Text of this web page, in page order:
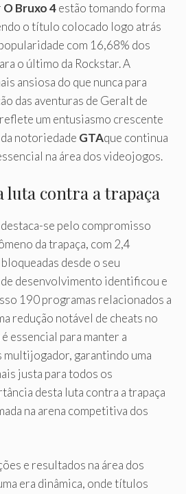
O Bruxo 4estão tomando forma
o título colocado logo atrás
com 16,68% dos
o último da Rockstar. A
ansiosa do que nunca para
das aventuras de Geralt de
um entusiasmo crescente
notoriedade GTAque continua
na área dos videojogos.
luta contra a trapaça
destaca-se pelo compromisso
da trapaça, com 2,4
desde o seu
desenvolvimento identificou e
190 programas relacionados a
redução notável de cheats no
essencial para manter a
garantindo uma
justa para todos os
desta luta contra a trapaça
na arena competitiva dos
e resultados na área dos
era dinâmica, onde títulos